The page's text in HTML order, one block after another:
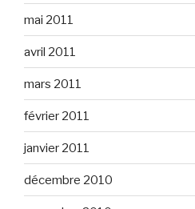
mai 2011
avril 2011
mars 2011
février 2011
janvier 2011
décembre 2010